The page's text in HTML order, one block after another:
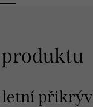
produktu
letní